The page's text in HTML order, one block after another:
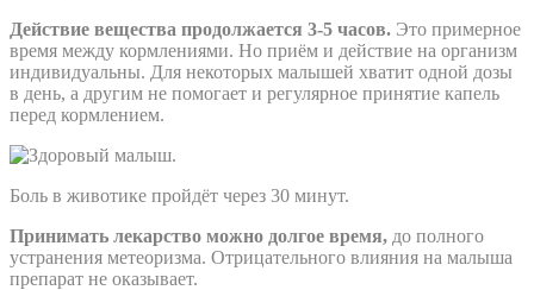
Действие вещества продолжается 3-5 часов. Это примерное
время между кормлениями. Но приём и действие на организм
индивидуальны. Для некоторых малышей хватит одной дозы
в день, а другим не помогает и регулярное принятие капель
перед кормлением.
Боль в животике пройдёт через 30 минут.
Принимать лекарство можно долгое время, до полного
устранения метеоризма. Отрицательного влияния на малыша
препарат не оказывает.